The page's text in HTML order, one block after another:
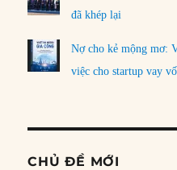
đã khép lại
Nợ cho kẻ mộng mơ:
việc cho startup vay
CHỦ ĐỀ MỚI